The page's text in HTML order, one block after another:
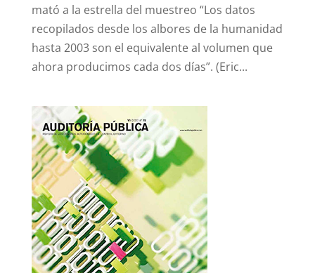
mató a la estrella del muestreo “Los datos
recopilados desde los albores de la humanidad
hasta 2003 son el equivalente al volumen que
ahora producimos cada dos días”. (Eric...